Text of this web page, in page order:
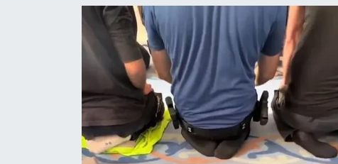
ALT LIGLER
TV VE SİNEMA
BASKETBOL
SAĞLIK